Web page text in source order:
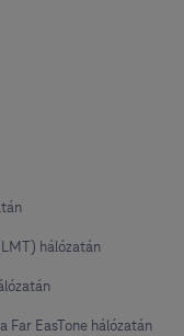
hálózatán
Far EasTone hálózatán